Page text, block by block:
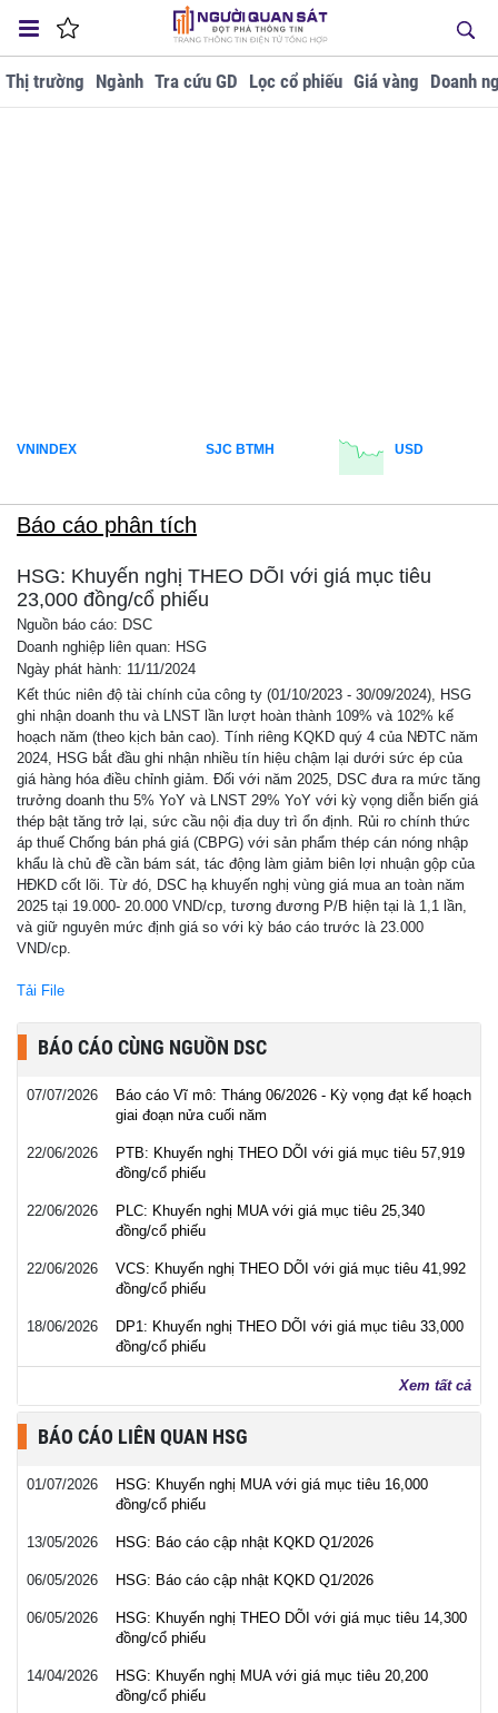
Thị trường Ngành Tra cứu GD Lọc cổ phiếu Giá vàng Doanh
VNINDEX SJC BTMH USD
Báo cáo phân tích
HSG: Khuyến nghị THEO DÕI với giá mục tiêu
23,000 đồng/cổ phiếu
Nguồn báo cáo: DSC
Doanh nghiệp liên quan: HSG
Ngày phát hành: 11/11/2024
Kết thúc niên độ tài chính của công ty (01/10/2023 - 30/09/2024), HSG
ghi nhận doanh thu và LNST lần lượt hoàn thành 109% và 102% kế
hoạch năm (theo kịch bản cao). Tính riêng KQKD quý 4 của NĐTC năm
2024, HSG bắt đầu ghi nhận nhiều tín hiệu chậm lại dưới sức ép của
giá hàng hóa điều chỉnh giảm. Đối với năm 2025, DSC đưa ra mức tăng
trưởng doanh thu 5% YoY và LNST 29% YoY với kỳ vọng diễn biến giá
thép bật tăng trở lại, sức cầu nội địa duy trì ổn định. Rủi ro chính thức
áp thuế Chống bán phá giá (CBPG) với sản phẩm thép cán nóng nhập
khẩu là chủ đề cần bám sát, tác động làm giảm biên lợi nhuận gộp của
HĐKD cốt lõi. Từ đó, DSC hạ khuyến nghị vùng giá mua an toàn năm
2025 tại 19.000- 20.000 VND/cp, tương đương P/B hiện tại là 1,1 lần,
và giữ nguyên mức định giá so với kỳ báo cáo trước là 23.000
VND/cp.
Tải File
BÁO CÁO CÙNG NGUỒN DSC
07/07/2026
Báo cáo Vĩ mô: Tháng 06/2026 - Kỳ vọng đạt kế hoạch
giai đoạn nửa cuối năm
22/06/2026
PTB: Khuyến nghị THEO DÕI với giá mục tiêu 57,919
đồng/cổ phiếu
22/06/2026
PLC: Khuyến nghị MUA với giá mục tiêu 25,340
đồng/cổ phiếu
22/06/2026
VCS: Khuyến nghị THEO DÕI với giá mục tiêu 41,992
đồng/cổ phiếu
18/06/2026
DP1: Khuyến nghị THEO DÕI với giá mục tiêu 33,000
đồng/cổ phiếu
Xem tất cả
BÁO CÁO LIÊN QUAN HSG
01/07/2026
HSG: Khuyến nghị MUA với giá mục tiêu 16,000
đồng/cổ phiếu
13/05/2026 HSG: Báo cáo cập nhật KQKD Q1/2026
06/05/2026 HSG: Báo cáo cập nhật KQKD Q1/2026
06/05/2026
HSG: Khuyến nghị THEO DÕI với giá mục tiêu 14,300
đồng/cổ phiếu
14/04/2026
HSG: Khuyến nghị MUA với giá mục tiêu 20,200
đồng/cổ phiếu